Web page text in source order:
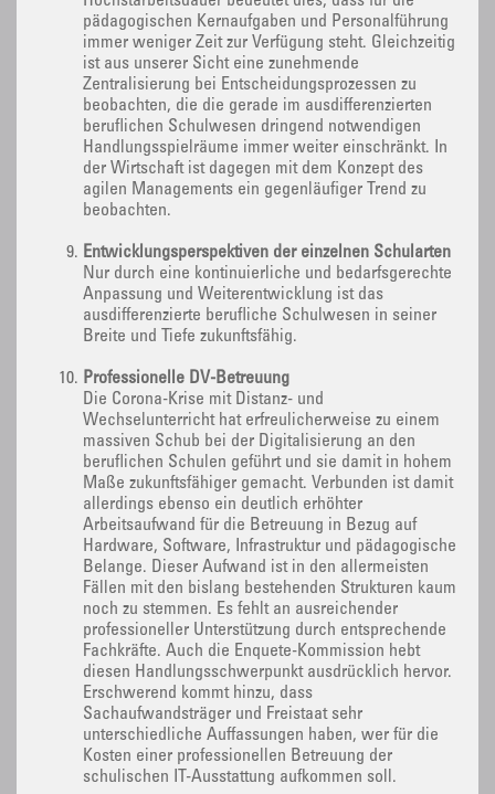
pädagogischen Kernaufgaben und Personalführung
immer weniger Zeit zur Verfügung steht. Gleichzeitig
ist aus unserer Sicht eine zunehmende
Zentralisierung bei Entscheidungsprozessen zu
beobachten, die die gerade im ausdifferenzierten
beruflichen Schulwesen dringend notwendigen
Handlungsspielräume immer weiter einschränkt. In
der Wirtschaft ist dagegen mit dem Konzept des
agilen Managements ein gegenläufiger Trend zu
beobachten.
Entwicklungsperspektiven der einzelnen Schularten
Nur durch eine kontinuierliche und bedarfsgerechte
Anpassung und Weiterentwicklung ist das
ausdifferenzierte berufliche Schulwesen in seiner
Breite und Tiefe zukunftsfähig.
Professionelle DV-Betreuung
Die Corona-Krise mit Distanz- und
Wechselunterricht hat erfreulicherweise zu einem
massiven Schub bei der Digitalisierung an den
beruflichen Schulen geführt und sie damit in hohem
Maße zukunftsfähiger gemacht. Verbunden ist damit
allerdings ebenso ein deutlich erhöhter
Arbeitsaufwand für die Betreuung in Bezug auf
Hardware, Software, Infrastruktur und pädagogische
Belange. Dieser Aufwand ist in den allermeisten
Fällen mit den bislang bestehenden Strukturen kaum
noch zu stemmen. Es fehlt an ausreichender
professioneller Unterstützung durch entsprechende
Fachkräfte. Auch die Enquete-Kommission hebt
diesen Handlungsschwerpunkt ausdrücklich hervor.
Erschwerend kommt hinzu, dass
Sachaufwandsträger und Freistaat sehr
unterschiedliche Auffassungen haben, wer für die
Kosten einer professionellen Betreuung der
schulischen IT-Ausstattung aufkommen soll.